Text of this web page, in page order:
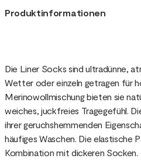
Produktinformationen
Die Liner Socks sind ultradünne,
Wetter oder einzeln getragen für
Merinowollmischung bieten sie
weiches, juckfreies Tragegefühl.
ihrer geruchshemmenden
häufiges Waschen. Die
Kombination mit dickeren Socken.